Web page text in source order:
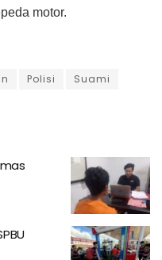
motor.
Polisi Suami